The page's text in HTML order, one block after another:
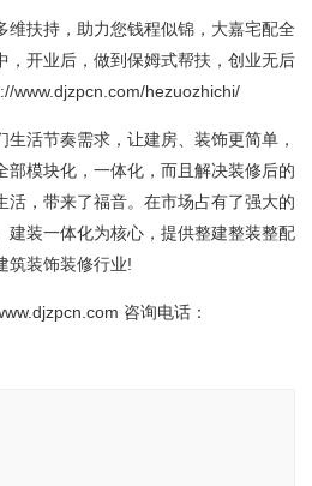
扶持，助力您钱程似锦，大嘉宅配全
，开业后，做到保姆式帮扶，创业无后
www.djzpcn.com/hezuozhichi/
活节奏需求，让建房、装饰更简单，
部模块化，一体化，而且解决装修后的
活，带来了福音。在市场占有了强大的
建装一体化为核心，提供整建整装整配
筑装饰装修行业!
咨询电话：